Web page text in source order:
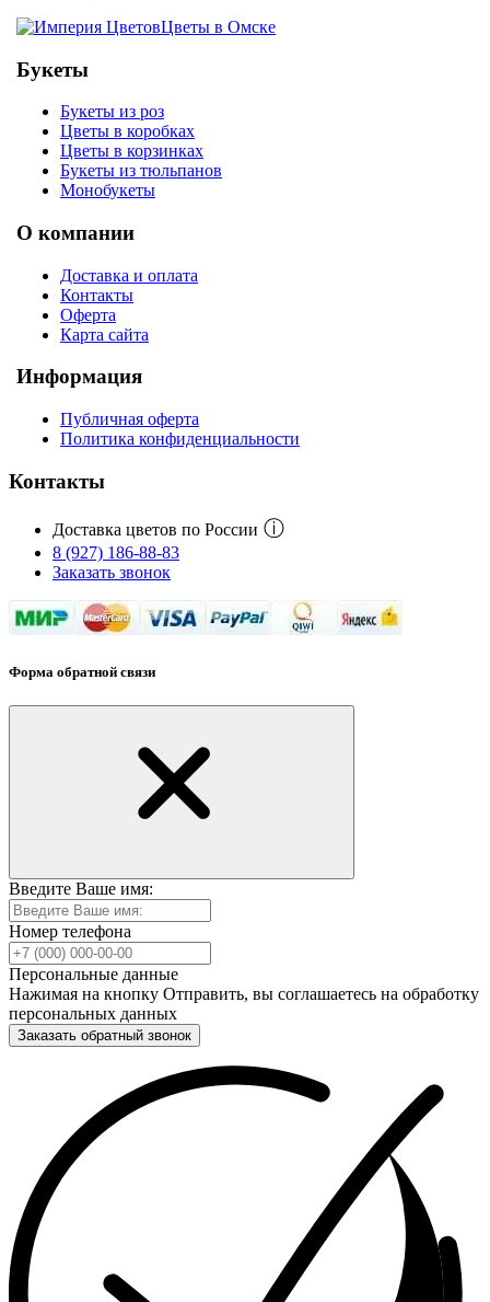
Цветы в Омске
Букеты
Букеты из роз
Цветы в коробках
Цветы в корзинках
Букеты из тюльпанов
Монобукеты
О компании
Доставка и оплата
Контакты
Оферта
Карта сайта
Информация
Публичная оферта
Политика конфиденциальности
Контакты
Доставка цветов по России ⓘ
8 (927) 186-88-83
Заказать звонок
Форма обратной связи
Введите Ваше имя:
Номер телефона
Персональные данные
Нажимая на кнопку Отправить, вы соглашаетесь на обработку
персональных данных
Заказать обратный звонок